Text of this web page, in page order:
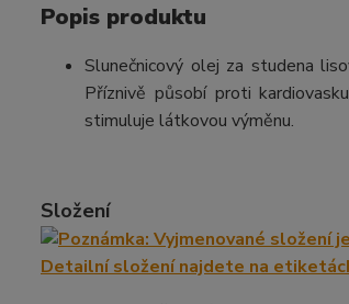
Popis produktu
Slunečnicový olej za studena
Příznivě působí proti
stimuluje látkovou výměnu.
Složení